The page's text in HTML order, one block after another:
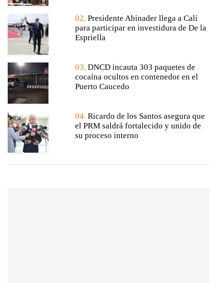
02. Presidente Abinader llega a Cali
para participar en investidura de De la
Espriella
03. DNCD incauta 303 paquetes de
cocaína ocultos en contenedor en el
Puerto Caucedo
04. Ricardo de los Santos asegura que
el PRM saldrá fortalecido y unido de
su proceso interno